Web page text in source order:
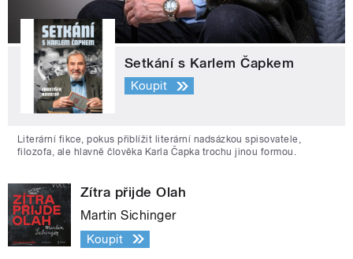
Setkání s Karlem Čapkem
Koupit
Literární fikce, pokus přiblížit literární nadsázkou spisovatele,
filozofa, ale hlavně člověka Karla Čapka trochu jinou formou.
Zítra přijde Olah
Martin Sichinger
Koupit